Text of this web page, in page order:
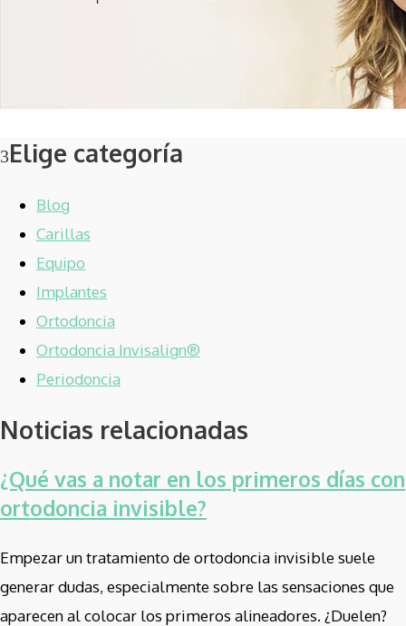
Elige categoría
Blog
Carillas
Equipo
Implantes
Ortodoncia
Ortodoncia Invisalign®
Periodoncia
Noticias relacionadas
¿Qué vas a notar en los primeros días con
ortodoncia invisible?
Empezar un tratamiento de ortodoncia invisible suele
generar dudas, especialmente sobre las sensaciones que
aparecen al colocar los primeros alineadores. ¿Duelen?